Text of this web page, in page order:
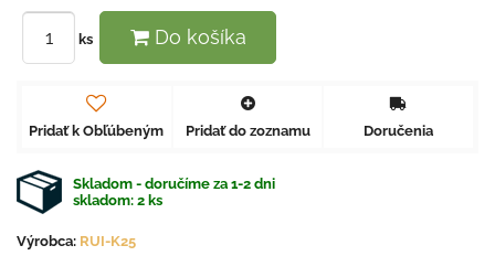
ks Do košíka
Pridať k Obľúbeným Pridať do zoznamu Doručenia
Skladom - doručíme za 1-2 dni
skladom: 2 ks
Výrobca: RUI-K25